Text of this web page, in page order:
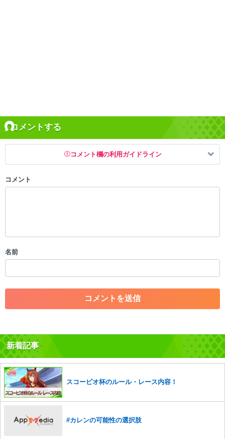
コメントする
コメント欄の利用ガイドライン
以下の書き込みを禁止とし、場合によってはコメント削除や書き込み制
・一度削除された投稿を再び投稿すること
・アカウントの売買など金銭が絡む内容の投稿
・各ゲームのネタバレを含む内容の投稿
・その他、管理者が不適切と判断した投稿
コメントの削除を申請する
※投稿内容を確認後、順次対応さ
せていただきます。ご了承ください。
※一度削除したコメントは復元ができませんのでご注意くだ
さい。
また、過度な利用規約の違反や、弊社に損害の及ぶ内容の書き込みがあ
かじめご理解くださいませ。
コメント
名前
新着記事
スコーピオ杯のルール・レース内容！
#カレンの可能性の選択肢